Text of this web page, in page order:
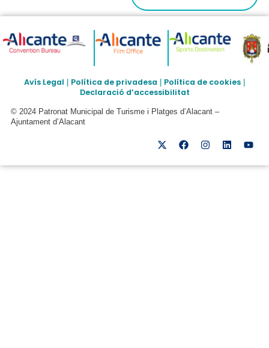
Avís Legal Política de privadesa Política de cookies
Declaració d’accessibilitat
© 2024 Patronat Municipal de Turisme i Platges d’Alacant –
Ajuntament d’Alacant